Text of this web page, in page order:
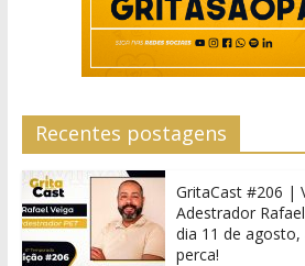
Recentes postagens
GritaCast #206 |
Adestrador
dia 11 de
perca!